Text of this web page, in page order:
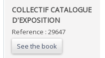
‎COLLECTIF CATALOGUE
D'EXPOSITION‎
Reference : 29647
See the book